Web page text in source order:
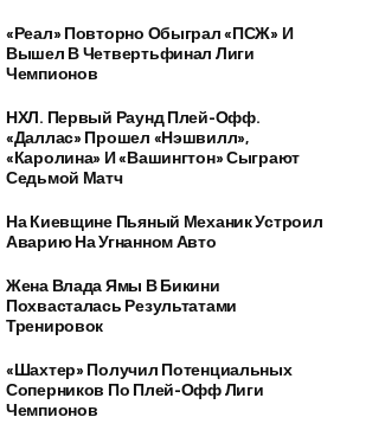
«Реал» Повторно Обыграл «ПСЖ» И
Вышел В Четвертьфинал Лиги
Чемпионов
НХЛ. Первый Раунд Плей-Офф.
«Даллас» Прошел «Нэшвилл»,
«Каролина» И «Вашингтон» Сыграют
Седьмой Матч
На Киевщине Пьяный Механик Устроил
Аварию На Угнанном Авто
Жена Влада Ямы В Бикини
Похвасталась Результатами
Тренировок
«Шахтер» Получил Потенциальных
Соперников По Плей-Офф Лиги
Чемпионов